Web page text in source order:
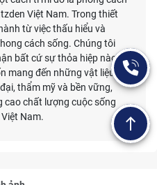
Quảng Nam, Quảng Ngãi,
Phú Yên, Khánh Hòa, Ninh
Thuận, Kon Tum, Gia Lai, Đắk
Lâm Đồng, Bình Phước, Tây
Dương, Đồng Nai, Bà Rịa - Vũng
Minh, Long An, Tiền Giang, Bến
Vĩnh Long, Đồng Tháp, An
Giang, Cần Thơ, Hậu Giang,
Việt Nam. Trong thiết
từ việc thấu hiểu và
cách sống. Chúng tôi
bất cứ sự thỏa hiệp nào.
mang đến những vật liệu
thẩm mỹ và bền vững,
cao chất lượng cuộc sống
Nam.